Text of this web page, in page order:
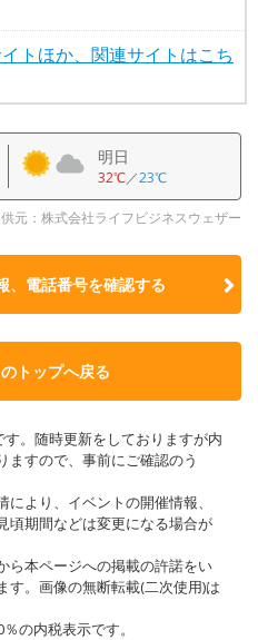
トほか、関連サイトはこち
明日
32℃／23℃
元：株式会社ライフビジネスウェザー
、電話番号を確認する
トップへ戻る
。随時更新をしておりますが内
ますので、事前にご確認のう
より、イベントの開催情報、
頃期間などは変更になる場合が
本ページへの掲載の許諾をい
す。画像の無断転載(二次使用)は
の内税表示です。